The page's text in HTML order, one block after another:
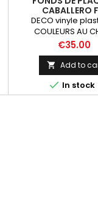
CABALLERO
DECO vinyle
COULEURS AU
Price
€35.00
 Add to
 In stock